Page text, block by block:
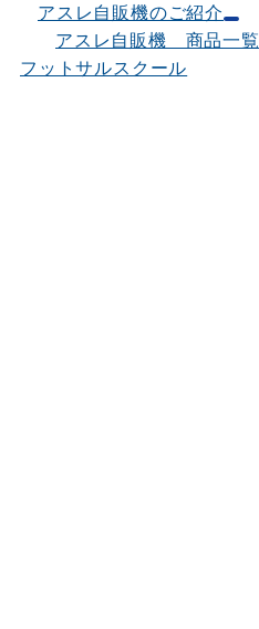
アスレ自販機のご紹介
アスレ自販機 商品一覧
フットサルスクール